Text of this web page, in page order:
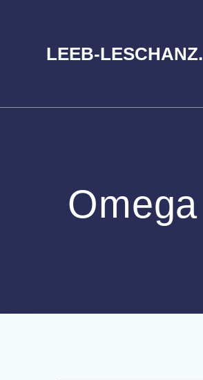
LEEB-